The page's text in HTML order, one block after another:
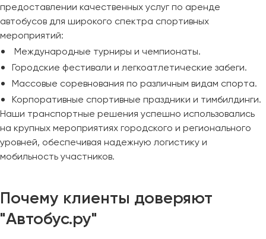
предоставлении качественных услуг по аренде
автобусов для широкого спектра спортивных
мероприятий:
Международные турниры и чемпионаты.
Городские фестивали и легкоатлетические забеги.
Массовые соревнования по различным видам спорта.
Корпоративные спортивные праздники и тимбилдинги.
Наши транспортные решения успешно использовались
на крупных мероприятиях городского и регионального
уровней, обеспечивая надежную логистику и
мобильность участников.
Почему клиенты доверяют
"Автобус.ру"